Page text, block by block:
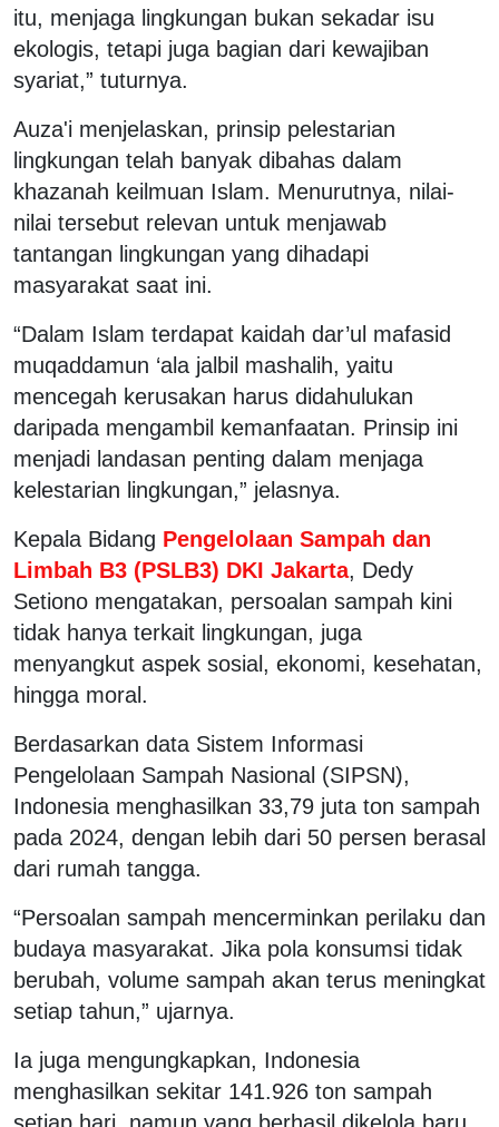
itu, menjaga lingkungan bukan sekadar isu
ekologis, tetapi juga bagian dari kewajiban
syariat,” tuturnya.
Auza'i menjelaskan, prinsip pelestarian
lingkungan telah banyak dibahas dalam
khazanah keilmuan Islam. Menurutnya, nilai-
nilai tersebut relevan untuk menjawab
tantangan lingkungan yang dihadapi
masyarakat saat ini.
“Dalam Islam terdapat kaidah dar’ul mafasid
muqaddamun ‘ala jalbil mashalih, yaitu
mencegah kerusakan harus didahulukan
daripada mengambil kemanfaatan. Prinsip ini
menjadi landasan penting dalam menjaga
kelestarian lingkungan,” jelasnya.
Kepala Bidang Pengelolaan Sampah dan
Limbah B3 (PSLB3) DKI Jakarta, Dedy
Setiono mengatakan, persoalan sampah kini
tidak hanya terkait lingkungan, juga
menyangkut aspek sosial, ekonomi, kesehatan,
hingga moral.
Berdasarkan data Sistem Informasi
Pengelolaan Sampah Nasional (SIPSN),
Indonesia menghasilkan 33,79 juta ton sampah
pada 2024, dengan lebih dari 50 persen berasal
dari rumah tangga.
“Persoalan sampah mencerminkan perilaku dan
budaya masyarakat. Jika pola konsumsi tidak
berubah, volume sampah akan terus meningkat
setiap tahun,” ujarnya.
Ia juga mengungkapkan, Indonesia
menghasilkan sekitar 141.926 ton sampah